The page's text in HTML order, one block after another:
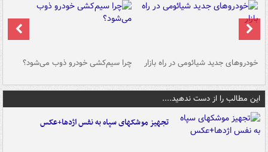
خودروهای جدید شیائومی در راه بازار چرا سیم‌کشی خودرو ذوب می‌شود؟
این مطالب را از دست ندهید....
تجهیز موشکهای سپاه به نفس اژدها+عکس